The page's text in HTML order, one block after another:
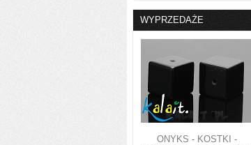
WYPRZEDAŻE
ONYKS - KOSTKI -